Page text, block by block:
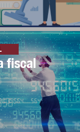
fiscal